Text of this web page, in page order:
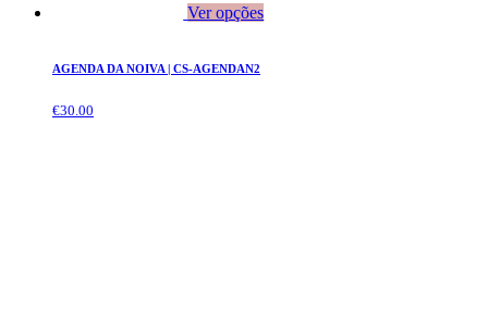
Ver opções
AGENDA DA NOIVA | CS-AGENDAN2
€30.00